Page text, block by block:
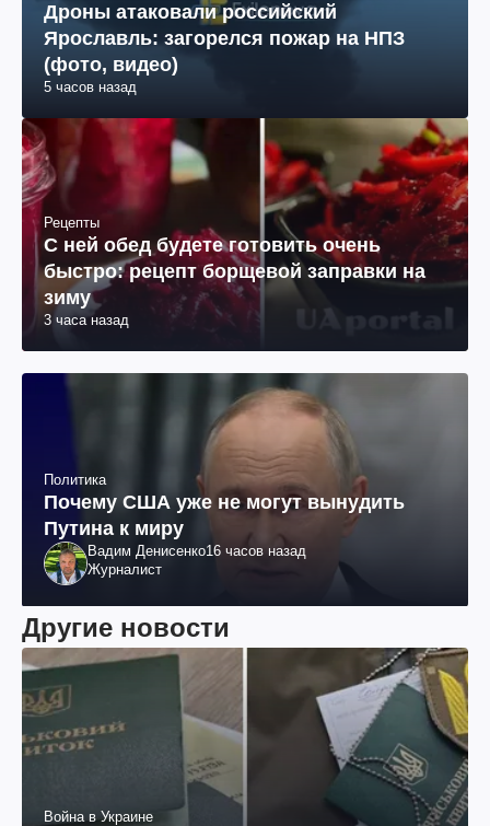
Дроны атаковали российский
Ярославль: загорелся пожар на НПЗ
(фото, видео)
5 часов назад
Рецепты
С ней обед будете готовить очень
быстро: рецепт борщевой заправки на
зиму
3 часа назад
Политика
Почему США уже не могут вынудить
Путина к миру
Вадим Денисенко16 часов назад
Журналист
Другие новости
Война в Украине